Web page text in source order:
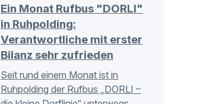
Ein Monat Rufbus "DORLI"
in Ruhpolding:
Verantwortliche mit erster
Bilanz sehr zufrieden
Seit rund einem Monat ist in
Ruhpolding der Rufbus „DORLI –